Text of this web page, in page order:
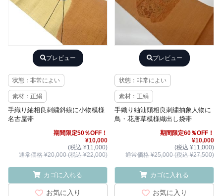
プレビュー
状態：非常によい
素材：正絹
手織り紬相良刺繍斜線に小物模様
名古屋帯
期間限定50％OFF！
¥10,000
(税込 ¥11,000)
通常価格 ¥20,000 (税込 ¥22,000)
カゴに入れる
お気に入り
プレビュー
状態：非常によい
素材：正絹
手織り紬汕頭相良刺繍抽象人物に
鳥・花唐草模様織出し袋帯
期間限定60％OFF！
¥10,000
(税込 ¥11,000)
通常価格 ¥25,000 (税込 ¥27,500)
カゴに入れる
お気に入り